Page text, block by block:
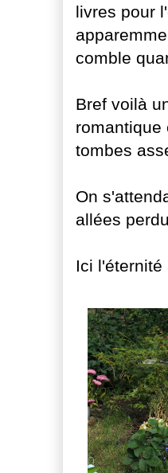
livres pour
comble
Bref voilà
romantique
tombes
On
allées
Ici